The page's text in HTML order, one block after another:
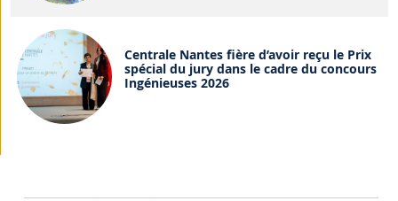
Centrale Nantes fière d’avoir reçu le Prix
spécial du jury dans le cadre du concours
Ingénieuses 2026